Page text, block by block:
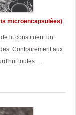
microencapsulées)
lit constituent un
Contrairement aux
toutes ...